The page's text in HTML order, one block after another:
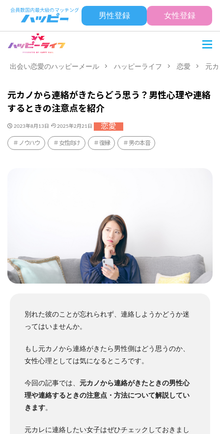
男性登録 女性登録
出会い恋愛のハッピーメール ハッピーライフ 恋愛 元
元カノから連絡がきたらどう思う？男性心理や連絡
するときの注意点を紹介
2023年8月13日 2025年2月21日 恋愛
ノウハウ 女性向け 復縁 男の本音
別れた彼のことが忘れられず、連絡しようかどうか迷
ってはいませんか。
もし元カノから連絡がきたら男性側はどう思うのか、
女性心理としては気になるところです。
今回の記事では、 元カノから連絡がきたときの男性心
理や連絡するときの注意点・方法について解説してい
きます。
元カレに連絡したい女子はぜひチェックしておきまし